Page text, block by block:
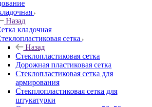
Назад
кладочная
сетка
Назад
Стеклопластиковая сетка
Дорожная пластиковая сетка
Стеклопластиковая сетка для
армирования
Стекплопластиковая сетка для
штукатурки